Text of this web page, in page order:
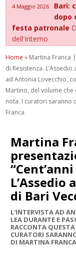
4 Maggio 2026
Bari:
dopo
festa patronale
dell'Interno
Home » Martina Franca
di Resistenza.
ad Antonia Lovecchio,
Martino, del volume
nota. I curatori saranno
Franca
Martina
L’Assedio
di Bari
L'INTERVISTA AD
LEA DURANTE E
RACCONTA
CURATORI
DI MARTINA FRANCA